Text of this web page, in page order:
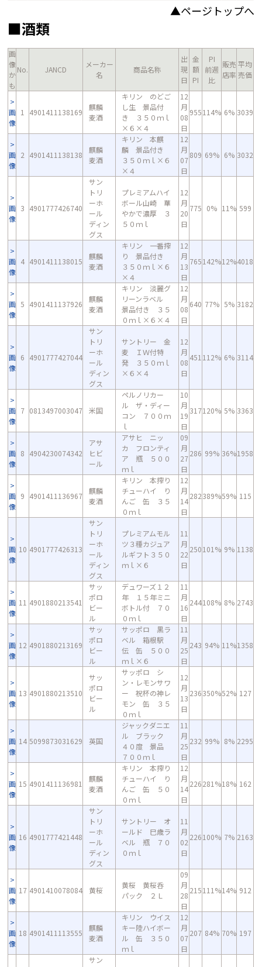
▲ページトップへ
■酒類
画
像
か
も
No. JANCD
メーカー
名
商品名称
出
現
日
金
額
PI
PI
前週
比
販売
店率
平均
売価
画
像
1 4901411138169
麒麟
麦酒
キリン のどご
し生 景品付
き ３５０ｍｌ
×６×４
12
月
08
日
955114% 6% 3039
画
像
2 4901411138138
麒麟
麦酒
キリン 本麒
麟 景品付き
３５０ｍｌ×６
×４
12
月
07
日
809 69% 6% 3032
画
像
3 4901777426740
サン
トリ
ーホ
ール
ディン
グス
プレミアムハイ
ボール山崎 華
やかで濃厚 ３
５０ｍｌ
12
月
20
日
775 0% 11% 599
画
像
4 4901411138015
麒麟
麦酒
キリン 一番搾
り 景品付き
３５０ｍｌ×６
×４
12
月
13
日
765142%12%4018
画
像
5 4901411137926
麒麟
麦酒
キリン 淡麗グ
リーンラベル
景品付き ３５
０ｍｌ×６×４
12
月
08
日
640 77% 5% 3182
画
像
6 4901777427044
サン
トリ
ーホ
ール
ディン
グス
サントリー 金
麦 ＩＷ付特
発 ３５０ｍｌ
×６×４
12
月
08
日
451 112% 6% 3114
画
像
7 0813497003047 米国
ペルノリカー
ル ザ・ディー
コン ７００ｍ
ｌ
10
月
19
日
317120% 5% 3363
画
像
8 4904230074342
アサ
ヒビ
ール
アサヒ ニッ
カ フロンティ
ア 瓶 ５００
ｍｌ
09
月
27
日
286 99% 36%1958
画
像
9 4901411136967
麒麟
麦酒
キリン 本搾り
チューハイ り
んご 缶 ３５
０ｍｌ
12
月
14
日
282389%59% 115
画
像
10 4901777426313
サン
トリ
ーホ
ール
ディン
グス
プレミアムモル
ツ３種カジュア
ルギフト３５０
ｍｌ×６
11
月
22
日
250101% 9% 1138
画
像
11 4901880213541
サッ
ポロ
ビー
ル
デュワーズ１２
年 １５年ミニ
ボトル付 ７０
０ｍｌ
11
月
16
日
244108% 8% 2743
画
像
12 4901880213169
サッ
ポロ
ビー
ル
サッポロ 黒ラ
ベル 箱根駅
伝 缶 ５００
ｍｌ×６
11
月
25
日
243 94% 11%1358
画
像
13 4901880213510
サッ
ポロ
ビー
ル
サッポロ シ
ン・レモンサワ
ー 祝杯の神レ
モン 缶 ３５
０ｍｌ
12
月
13
日
236350%52% 127
画
像
14 5099873031629 英国
ジャックダニエ
ル ブラック
４０度 景品
７００ｍｌ
11
月
25
日
232 99% 8% 2295
画
像
15 4901411136981
麒麟
麦酒
キリン 本搾り
チューハイ り
んご 缶 ５０
０ｍｌ
12
月
14
日
226281%18% 162
画
像
16 4901777421448
サン
トリ
ーホ
ール
ディン
グス
サントリー オ
ールド 巳歳ラ
ベル 瓶 ７０
０ｍｌ
11
月
02
日
226100% 7% 2163
画
像
17 4901410078084 黄桜
黄桜 黄桜呑
パック ２Ｌ
09
月
28
日
215111%14% 912
画
像
18 4901411113555
麒麟
麦酒
キリン ウイス
キー陸ハイボー
ル 缶 ３５０
ｍｌ
12
月
07
日
207 84% 70% 197
サン